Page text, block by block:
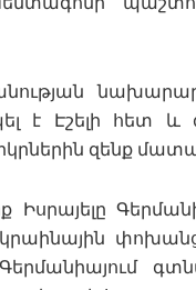
է Էշելի հետ և
զենք
Իսրայելը